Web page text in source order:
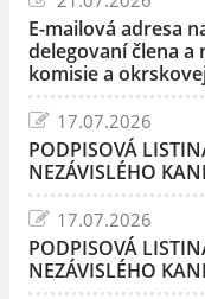
E-mailová adresa
delegovaní člena
komisie a
17.07.2026
PODPISOVÁ
NEZÁVISLÉHO
17.07.2026
PODPISOVÁ
NEZÁVISLÉHO